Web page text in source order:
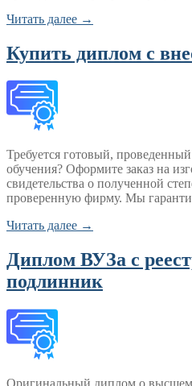
Читать далее →
Купить диплом с
Требуется готовый,
обучения? Оформите заказ на
свидетельства о полученной
проверенную фирму. Мы
Читать далее →
Диплом ВУЗа с
подлинник